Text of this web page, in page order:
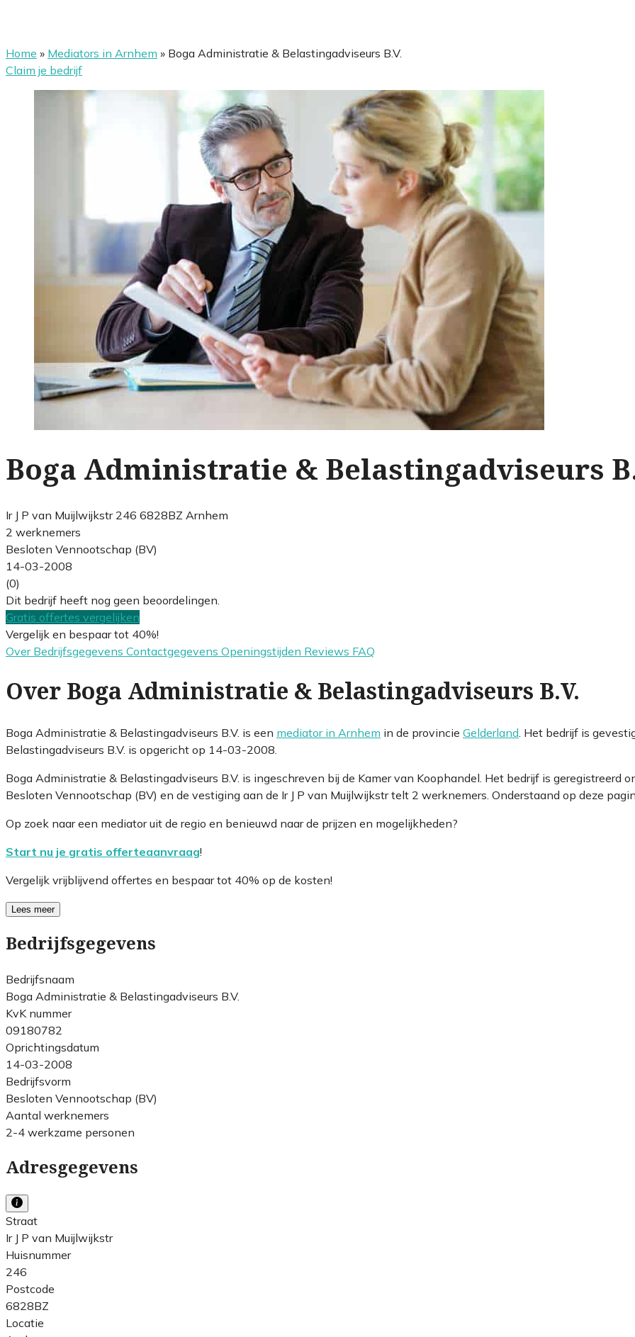
Home » Mediators in Arnhem » Boga Administratie & Belastingadviseurs B.V.
Claim je bedrijf
Boga Administratie & Belastingadviseurs
Ir J P van Muijlwijkstr 246 6828BZ Arnhem
2 werknemers
Besloten Vennootschap (BV)
14-03-2008
(0)
Dit bedrijf heeft nog geen beoordelingen.
Gratis offertes vergelijken
Vergelijk en bespaar tot 40%!
Over Bedrijfsgegevens Contactgegevens Openingstijden Reviews FAQ
Over Boga Administratie & Belastingadviseurs B.V.
Boga Administratie & Belastingadviseurs B.V. is een mediator in Arnhem in de provincie Gelderland . Het bedrijf is
Belastingadviseurs B.V. is opgericht op 14-03-2008.
Boga Administratie & Belastingadviseurs B.V. is ingeschreven bij de Kamer van Koophandel. Het bedrijf is geregistreerd
Besloten Vennootschap (BV) en de vestiging aan de Ir J P van Muijlwijkstr telt 2 werknemers. Onderstaand op deze
Op zoek naar een mediator uit de regio en benieuwd naar de prijzen en mogelijkheden?
Start nu je gratis offerteaanvraag!
Vergelijk vrijblijvend offertes en bespaar tot 40% op de kosten!
Lees meer
Bedrijfsgegevens
Bedrijfsnaam
Boga Administratie & Belastingadviseurs B.V.
KvK nummer
09180782
Oprichtingsdatum
14-03-2008
Bedrijfsvorm
Besloten Vennootschap (BV)
Aantal werknemers
2-4 werkzame personen
Adresgegevens
Straat
Ir J P van Muijlwijkstr
Huisnummer
246
Postcode
6828BZ
Locatie